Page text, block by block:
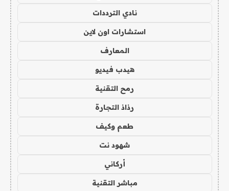
نادي الترددات
استشارات اون لاين
المعارف
هيدب فيديو
رمح التقنية
رذاذ التجارة
طعم وكيف
شهود نت
أركاني
مباشر التقنية